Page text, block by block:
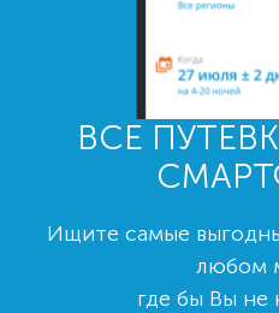
ВСЕ
Ищите самые
любом
где бы Вы не